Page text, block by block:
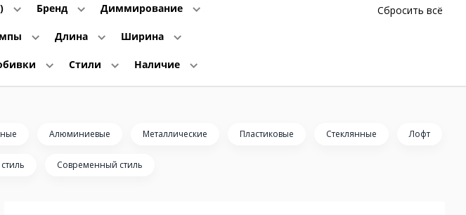
Бренд Диммирование
Длина Ширина
Стили Наличие
Сбросить всё
Алюминиевые Металлические Пластиковые Стеклянные Лофт
Современный стиль